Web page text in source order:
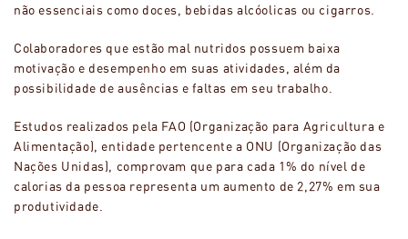
não essenciais como doces, bebidas alcóolicas ou cigarros.
Colaboradores que estão mal nutridos possuem baixa
motivação e desempenho em suas atividades, além da
possibilidade de ausências e faltas em seu trabalho.
Estudos realizados pela FAO (Organização para Agricultura e
Alimentação), entidade pertencente a ONU (Organização das
Nações Unidas), comprovam que para cada 1% do nível de
calorias da pessoa representa um aumento de 2,27% em sua
produtividade.